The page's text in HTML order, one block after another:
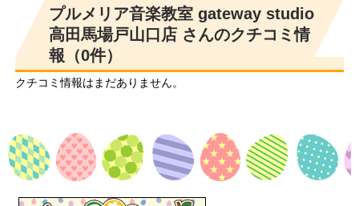
プルメリア音楽教室 gateway studio
高田馬場戸山口店 さんのクチコミ情
報（0件）
クチコミ情報はまだありません。